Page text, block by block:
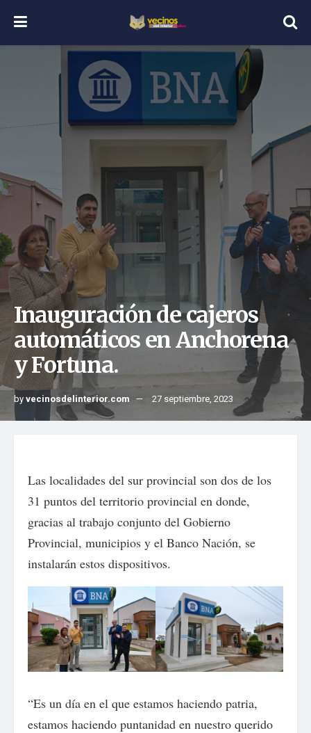
Inauguración de cajeros
automáticos en Anchorena
y Fortuna.
byvecinosdelinterior.com 27 septiembre, 2023
Las localidades del sur provincial son dos de los
31 puntos del territorio provincial en donde,
gracias al trabajo conjunto del Gobierno
Provincial, municipios y el Banco Nación, se
instalarán estos dispositivos.
“Es un día en el que estamos haciendo patria,
estamos haciendo puntanidad en nuestro querido